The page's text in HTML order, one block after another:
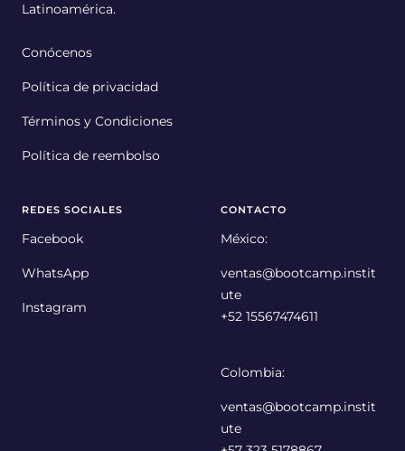
Latinoamérica.
Conócenos
Política de privacidad
Términos y Condiciones
Política de reembolso
REDES SOCIALES
Facebook
WhatsApp
Instagram
CONTACTO
México:
ventas@bootcamp.instit
ute
+52 15567474611
Colombia:
ventas@bootcamp.instit
ute